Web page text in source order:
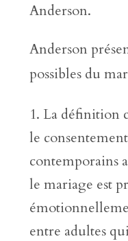
Anderson.
Anderson
possibles du
La définition
le
contemporains
le mariage est
entre adultes